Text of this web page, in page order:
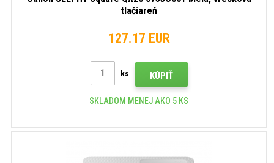
tlačiareň
127.17 EUR
ks KÚPIŤ
SKLADOM MENEJ AKO 5 KS